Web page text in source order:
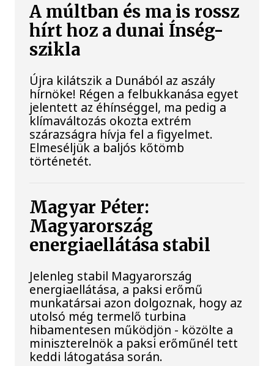
A múltban és ma is rossz
hírt hoz a dunai Ínség-
szikla
Újra kilátszik a Dunából az aszály
hírnöke! Régen a felbukkanása egyet
jelentett az éhínséggel, ma pedig a
klímaváltozás okozta extrém
szárazságra hívja fel a figyelmet.
Elmeséljük a baljós kőtömb
történetét.
Magyar Péter:
Magyarország
energiaellátása stabil
Jelenleg stabil Magyarország
energiaellátása, a paksi erőmű
munkatársai azon dolgoznak, hogy az
utolsó még termelő turbina
hibamentesen működjön - közölte a
miniszterelnök a paksi erőműnél tett
keddi látogatása során.